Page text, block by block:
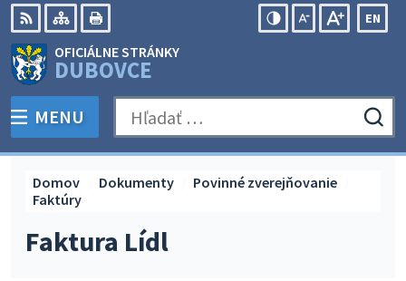
Preskočiť
na
obsah
RSS Mapa
EN
OFICIÁLNE STRÁNKY
DUBOVCE
PREPNÚŤ
MENU Hľadať:
Faktura Lídl
Domov Dokumenty
Povinné zverejňovanie
Faktúry